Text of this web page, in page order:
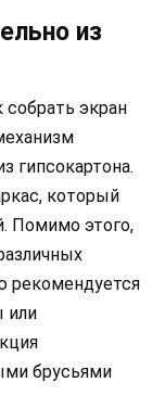
из
экран
гипсокартона.
который
Помимо этого,
рекомендуется
или
брусьями